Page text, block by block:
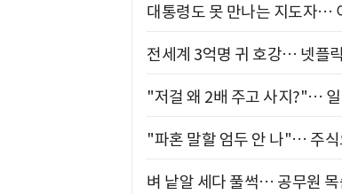
대통령도 못 만나는 지도자…
전세계 3억명 귀 호강… 넷플
"저걸 왜 2배 주고 사지?"…
"파혼 말할 엄두 안 나"… 주
벼 낱알 세다 풀썩… 공무원